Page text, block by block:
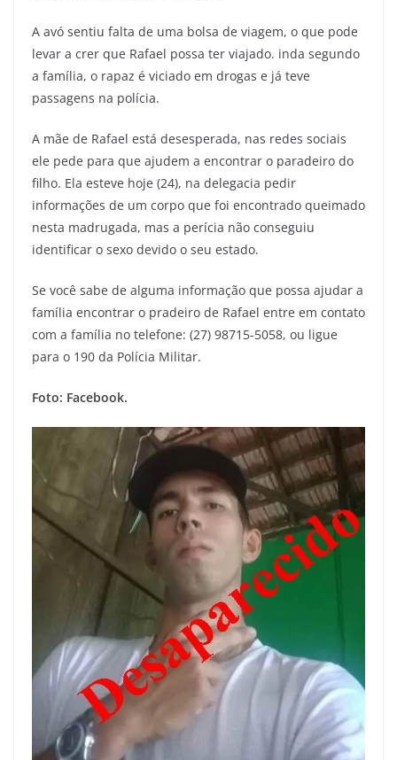
A avó sentiu falta de uma bolsa de viagem, o que pode
levar a crer que Rafael possa ter viajado. inda segundo
a família, o rapaz é viciado em drogas e já teve
passagens na polícia.
A mãe de Rafael está desesperada, nas redes sociais
ele pede para que ajudem a encontrar o paradeiro do
filho. Ela esteve hoje (24), na delegacia pedir
informações de um corpo que foi encontrado queimado
nesta madrugada, mas a perícia não conseguiu
identificar o sexo devido o seu estado.
Se você sabe de alguma informação que possa ajudar a
família encontrar o pradeiro de Rafael entre em contato
com a família no telefone: (27) 98715-5058, ou ligue
para o 190 da Polícia Militar.
Foto: Facebook.